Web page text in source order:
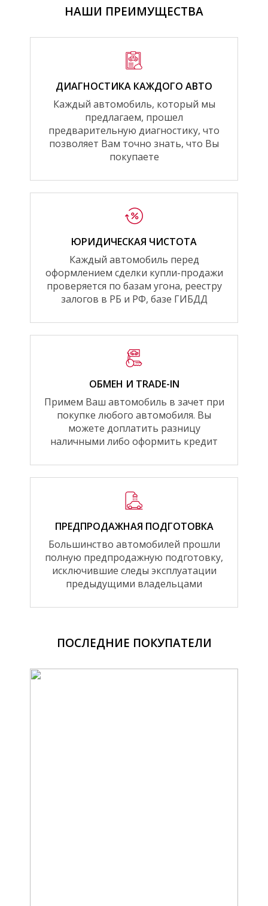
НАШИ ПРЕИМУЩЕСТВА
ДИАГНОСТИКА КАЖДОГО АВТО
Каждый автомобиль, который мы
предлагаем, прошел
предварительную диагностику, что
позволяет Вам точно знать, что Вы
покупаете
ЮРИДИЧЕСКАЯ ЧИСТОТА
Каждый автомобиль перед
оформлением сделки купли-продажи
проверяется по базам угона, реестру
залогов в РБ и РФ, базе ГИБДД
ОБМЕН И TRADE-IN
Примем Ваш автомобиль в зачет при
покупке любого автомобиля. Вы
можете доплатить разницу
наличными либо оформить кредит
ПРЕДПРОДАЖНАЯ ПОДГОТОВКА
Большинство автомобилей прошли
полную предпродажную подготовку,
исключившие следы эксплуатации
предыдущими владельцами
ПОСЛЕДНИЕ ПОКУПАТЕЛИ